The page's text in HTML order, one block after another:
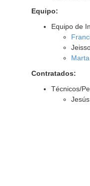
Equipo:
Equipo de
Contratados:
Técnicos/